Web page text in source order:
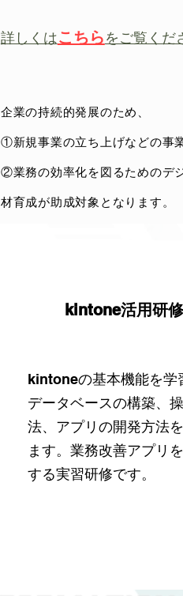
詳しくはこちらをご覧くだ
企業の持続的発展のため、
①新規事業の立ち上げなどの事
②業務の効率化を図るためのデ
材育成が助成対象となります。
kintone活用研
キストを編集し、商
サービスを評価して
だいたお客様のコメ
を表示しましょう
kintoneの基本機能を学
データベースの構築、
法、アプリの開発方法
ます。業務改善アプリ
する実習研修です。